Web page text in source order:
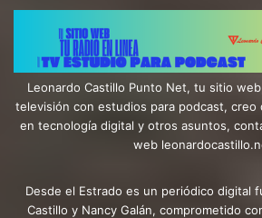
Leonardo Castillo Punto Net, tu sitio
televisión con estudios para podcast, creo
en tecnología digital y otros asuntos,
web
Desde el Estrado es un periódico digital
Castillo y Nancy Galán, comprometido